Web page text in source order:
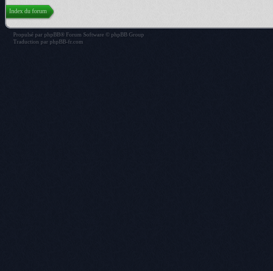
Index du forum
Propulsé par phpBB® Forum Software © phpBB Group
Traduction par phpBB-fr.com